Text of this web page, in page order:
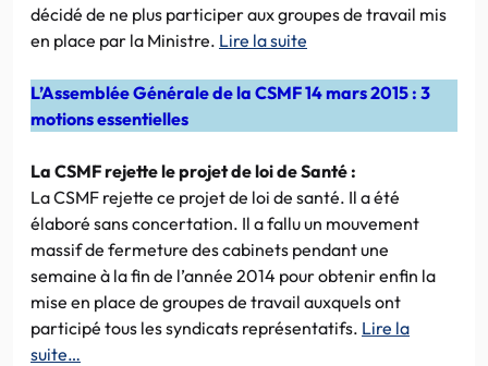
décidé de ne plus participer aux groupes de travail mis
en place par la Ministre. Lire la suite
L’Assemblée Générale de la CSMF 14 mars 2015 : 3
motions essentielles
La CSMF rejette le projet de loi de Santé :
La CSMF rejette ce projet de loi de santé. Il a été
élaboré sans concertation. Il a fallu un mouvement
massif de fermeture des cabinets pendant une
semaine à la fin de l’année 2014 pour obtenir enfin la
mise en place de groupes de travail auxquels ont
participé tous les syndicats représentatifs. Lire la
suite…